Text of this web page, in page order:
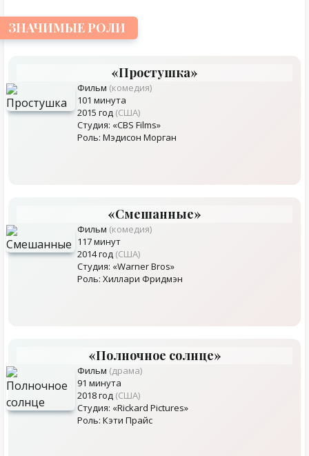
ЗНАЧИМЫЕ РОЛИ
«Простушка»
Фильм (комедия)
101 минута
2015 год (США)
Студия: «CBS Films»
Роль: Мэдисон Морган
«Смешанные»
Фильм (комедия)
117 минут
2014 год (США)
Студия: «Warner Bros»
Роль: Хиллари Фридмэн
«Полночное солнце»
Фильм (драма)
91 минута
2018 год (США)
Студия: «Rickard Pictures»
Роль: Кэти Прайс